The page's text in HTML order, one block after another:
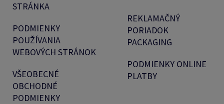
STRÁNKA
PODMIENKY
POUŽÍVANIA
WEBOVÝCH STRÁNOK
VŠEOBECNÉ
OBCHODNÉ
PODMIENKY
REKLAMAČNÝ
PORIADOK
PACKAGING
PODMIENKY ONLINE
PLATBY